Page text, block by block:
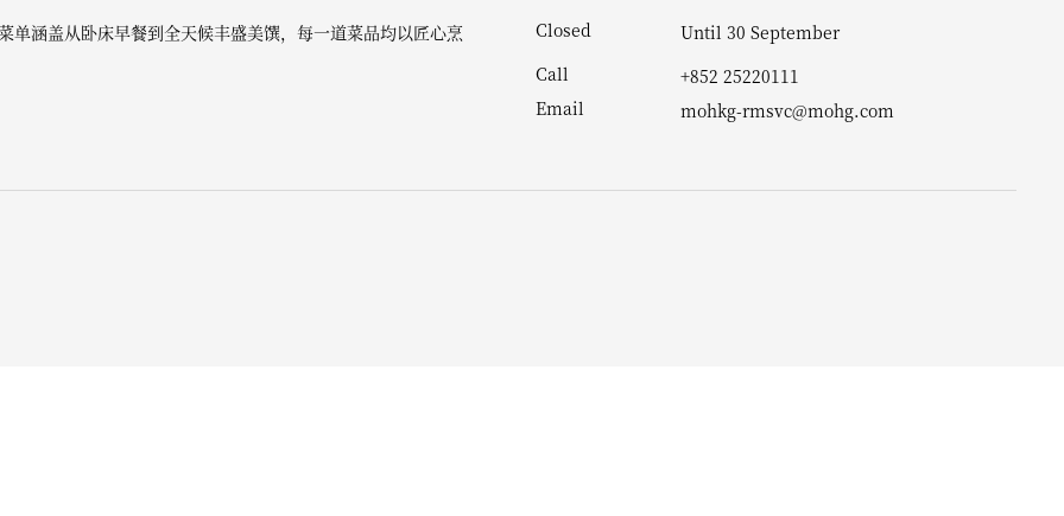
涵盖从卧床早餐到全天候丰盛美馔，每一道菜品均以匠心烹 Closed
Until 30 September
Call
+852 25220111
Email
mohkg-rmsvc@mohg.com